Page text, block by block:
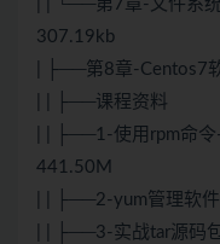
| | └──第7章-文件系
307.19kb
| ├──第8章-Centos7
| | ├──课程资料
| | ├──1-使用rpm命
441.50M
| | ├──2-yum管理软
| | ├──3-实战tar源码